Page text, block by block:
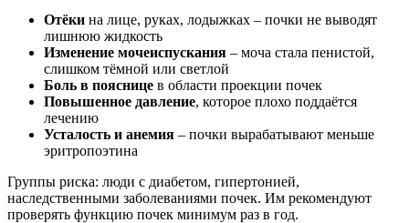
Отёки на лице, руках, лодыжках – почки не выводят
лишнюю жидкость
Изменение мочеиспускания – моча стала пенистой,
слишком тёмной или светлой
Боль в пояснице в области проекции почек
Повышенное давление, которое плохо поддаётся
лечению
Усталость и анемия – почки вырабатывают меньше
эритропоэтина
Группы риска: люди с диабетом, гипертонией,
наследственными заболеваниями почек. Им рекомендуют
проверять функцию почек минимум раз в год.